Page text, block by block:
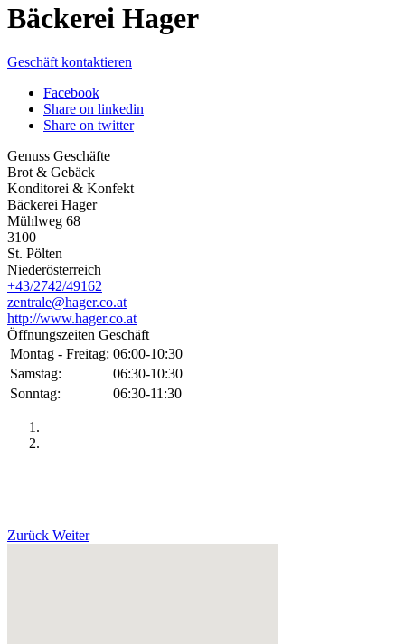
Bäckerei Hager
Geschäft kontaktieren
Facebook
Share on linkedin
Share on twitter
Genuss Geschäfte
Brot & Gebäck
Konditorei & Konfekt
Bäckerei Hager
Mühlweg 68
3100
St. Pölten
Niederösterreich
+43/2742/49162
zentrale@hager.co.at
http://www.hager.co.at
Öffnungszeiten Geschäft
Montag - Freitag: 06:00-10:30
Samstag:
06:30-10:30
Sonntag:
06:30-11:30
Zurück Weiter